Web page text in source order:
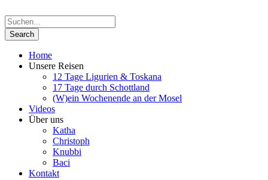
Home
Unsere Reisen
12 Tage Ligurien & Toskana
17 Tage durch Schottland
(W)ein Wochenende an der Mosel
Videos
Über uns
Katha
Christoph
Knubbi
Baci
Kontakt